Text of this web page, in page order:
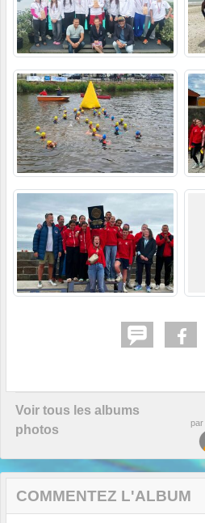
Voir tous les albums
photos
par
COMMENTEZ L'ALBUM